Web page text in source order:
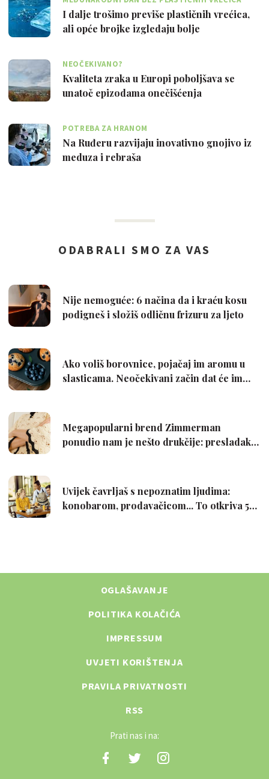
I dalje trošimo previše plastičnih vrećica,
ali opće brojke izgledaju bolje
NEOČEKIVANO?
Kvaliteta zraka u Europi poboljšava se
unatoč epizodama onečišćenja
POTREBA ZA HRANOM
Na Ruđeru razvijaju inovativno gnojivo iz
meduza i rebraša
OGLAŠAVANJE
POLITIKA KOLAČIĆA
IMPRESSUM
UVJETI KORIŠTENJA
PRAVILA PRIVATNOSTI
RSS
Prati nas i na: